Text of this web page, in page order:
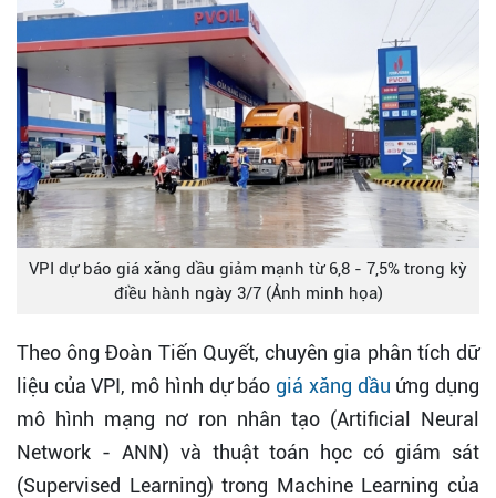
VPI dự báo giá xăng dầu giảm mạnh từ 6,8 - 7,5% trong kỳ
điều hành ngày 3/7 (Ảnh minh họa)
Theo ông Đoàn Tiến Quyết, chuyên gia phân tích dữ
liệu của VPI, mô hình dự báo giá xăng dầu ứng dụng
mô hình mạng nơ ron nhân tạo (Artificial Neural
Network - ANN) và thuật toán học có giám sát
(Supervised Learning) trong Machine Learning của